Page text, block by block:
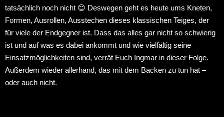
tatsächlich noch nicht 😊 Deswegen geht es heute ums Kneten,
Formen, Ausrollen, Ausstechen dieses klassischen Teiges, der
für viele der Endgegner ist. Dass das alles gar nicht so schwierig
ist und auf was es dabei ankommt und wie vielfältig seine
Einsatzmöglichkeiten sind, verrät Euch Ingmar in dieser Folge.
Außerdem wieder allerhand, das mit dem Backen zu tun hat –
oder auch nicht.